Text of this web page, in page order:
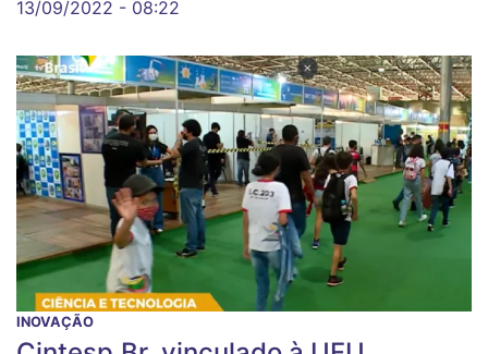
13/09/2022 - 08:22
INOVAÇÃO